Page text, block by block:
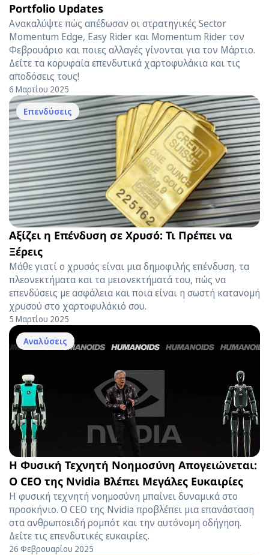
Portfolio Updates
Ανακαλύψτε πώς απέδωσαν οι στρατηγικές Sector
Momentum Edge, Easy Rider και Momentum Rider τον
Φεβρουάριο και ποιες αλλαγές γίνονται για τον Μάρτιο.
Δείτε τα κορυφαία επενδυτικά χαρτοφυλάκια και τις
αποδόσεις τους!
6 Μαρτίου 2025
Επενδύσεις
Αξίζει η Επένδυση σε Χρυσό: Τι Πρέπει να
Ξέρεις
Μάθε γιατί ο χρυσός είναι μια δημοφιλής επένδυση, τα
πλεονεκτήματα και τα μειονεκτήματά του, πώς να
επενδύσεις με ασφάλεια και ποια είναι η σωστή κατανομή
χρυσού στο χαρτοφυλάκιό σου.
5 Μαρτίου 2025
Αναλύσεις
Η Φυσική Τεχνητή Νοημοσύνη Απογειώνεται:
O CEO της Nvidia Βλέπει Μεγάλες Ευκαιρίες
Η φυσική τεχνητή νοημοσύνη μπαίνει δυναμικά στο
προσκήνιο. Ο CEO της Nvidia προβλέπει μια επανάσταση
στα ανθρωποειδή ρομπότ και την αυτόνομη οδήγηση.
Δείτε τις επενδυτικές ευκαιρίες.
26 Φεβρουαρίου 2025